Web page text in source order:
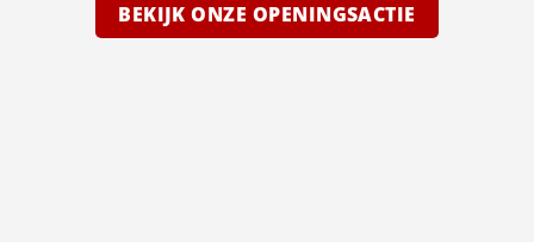
BEKIJK ONZE OPENINGSACTIE